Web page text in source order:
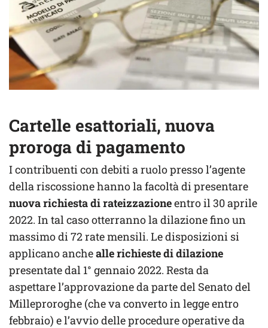
Cartelle esattoriali, nuova
proroga di pagamento
I contribuenti con debiti a ruolo presso l’agente
della riscossione hanno la facoltà di presentare
nuova richiesta di rateizzazioneentro il 30 aprile
2022. In tal caso otterranno la dilazione fino un
massimo di 72 rate mensili. Le disposizioni si
applicano anchealle richieste di dilazione
presentate dal 1° gennaio 2022. Resta da
aspettare l’approvazione da parte del Senato del
Milleproroghe (che va converto in legge entro
febbraio) e l’avvio delle procedure operative da